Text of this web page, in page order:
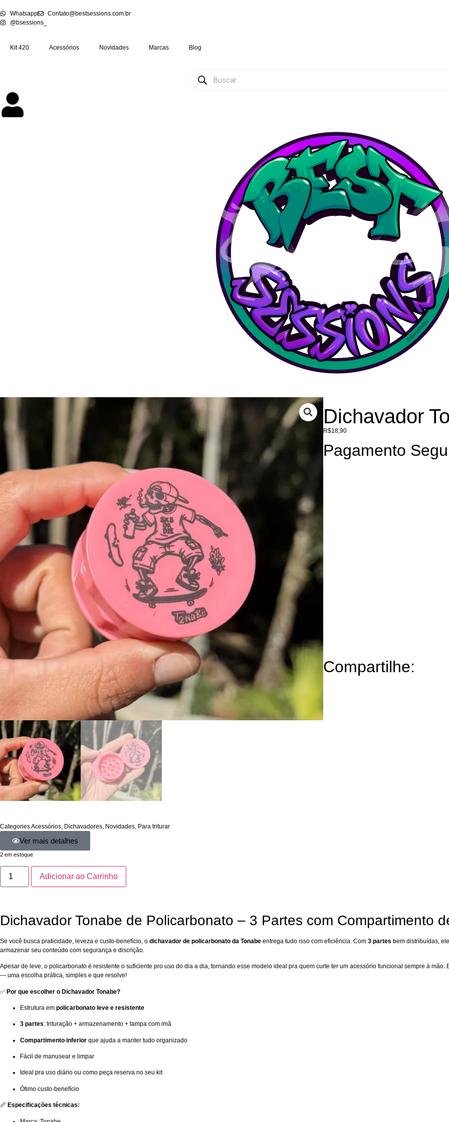
Whatsapp
Contato@bestsessions.com.br
@bsessions_
Kit 420 Acessórios Novidades Marcas Blog
Dichavador
R$18,90
Pagamento
Compartilhe:
CategoriesAcessórios, Dichavadores, Novidades, Para triturar
Ver mais detalhes
2 em estoque
Adicionar ao Carrinho
Dichavador Tonabe de Policarbonato – 3 Partes com Compartimento
Se você busca praticidade, leveza e custo-benefício, o dichavador de policarbonato da Tonabe entrega tudo isso com eficiência. Com 3 partes bem distribuídas,
armazenar seu conteúdo com segurança e discrição.
Apesar de leve, o policarbonato é resistente o suficiente pro uso do dia a dia, tornando esse modelo ideal pra quem curte ter um acessório funcional sempre à
— uma escolha prática, simples e que resolve!
✅ Por que escolher o Dichavador Tonabe?
Estrutura em policarbonato leve e resistente
3 partes: trituração + armazenamento + tampa com imã
Compartimento inferior que ajuda a manter tudo organizado
Fácil de manusear e limpar
Ideal pra uso diário ou como peça reserva no seu kit
Ótimo custo-benefício
📏 Especificações técnicas: